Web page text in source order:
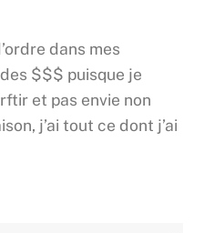
dans mes
$$$ puisque je
et pas envie non
j’ai tout ce dont j’ai